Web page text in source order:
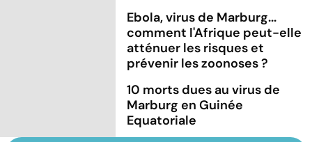
Ebola, virus de Marburg...
comment l'Afrique peut-elle
atténuer les risques et
prévenir les zoonoses ?
10 morts dues au virus de
Marburg en Guinée
Equatoriale